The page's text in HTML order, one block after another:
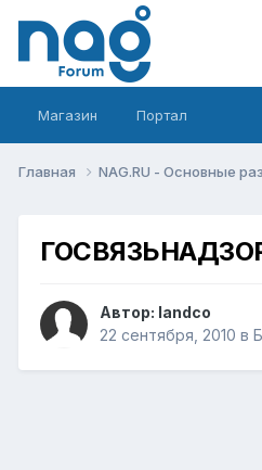
Магазин Портал
Главная NAG.RU - Основные
Автор: landco
22 сентября, 2010 в